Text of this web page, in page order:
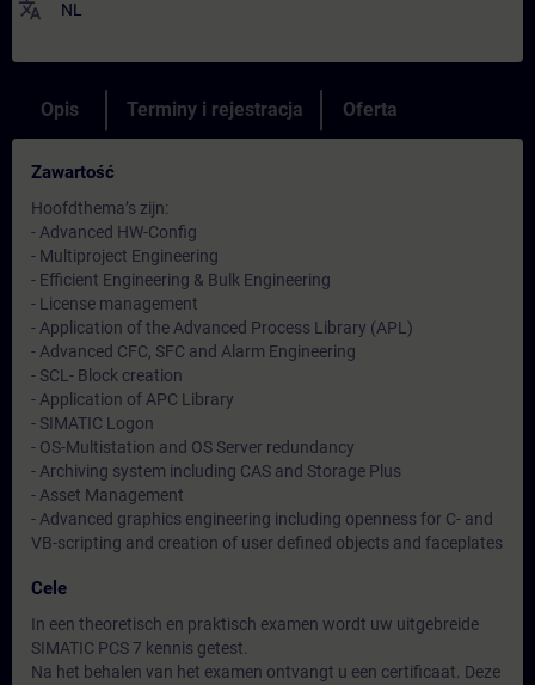
translate NL
Opis Terminy i rejestracja Oferta
Zawartość
Hoofdthema’s zijn:
- Advanced HW-Config
- Multiproject Engineering
- Efficient Engineering & Bulk Engineering
- License management
- Application of the Advanced Process Library (APL)
- Advanced CFC, SFC and Alarm Engineering
- SCL- Block creation
- Application of APC Library
- SIMATIC Logon
- OS-Multistation and OS Server redundancy
- Archiving system including CAS and Storage Plus
- Asset Management
- Advanced graphics engineering including openness for C- and
VB-scripting and creation of user defined objects and faceplates
Cele
In een theoretisch en praktisch examen wordt uw uitgebreide
SIMATIC PCS 7 kennis getest.
Na het behalen van het examen ontvangt u een certificaat. Deze